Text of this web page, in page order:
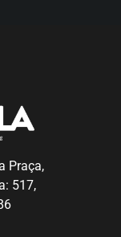
Praça,
517,